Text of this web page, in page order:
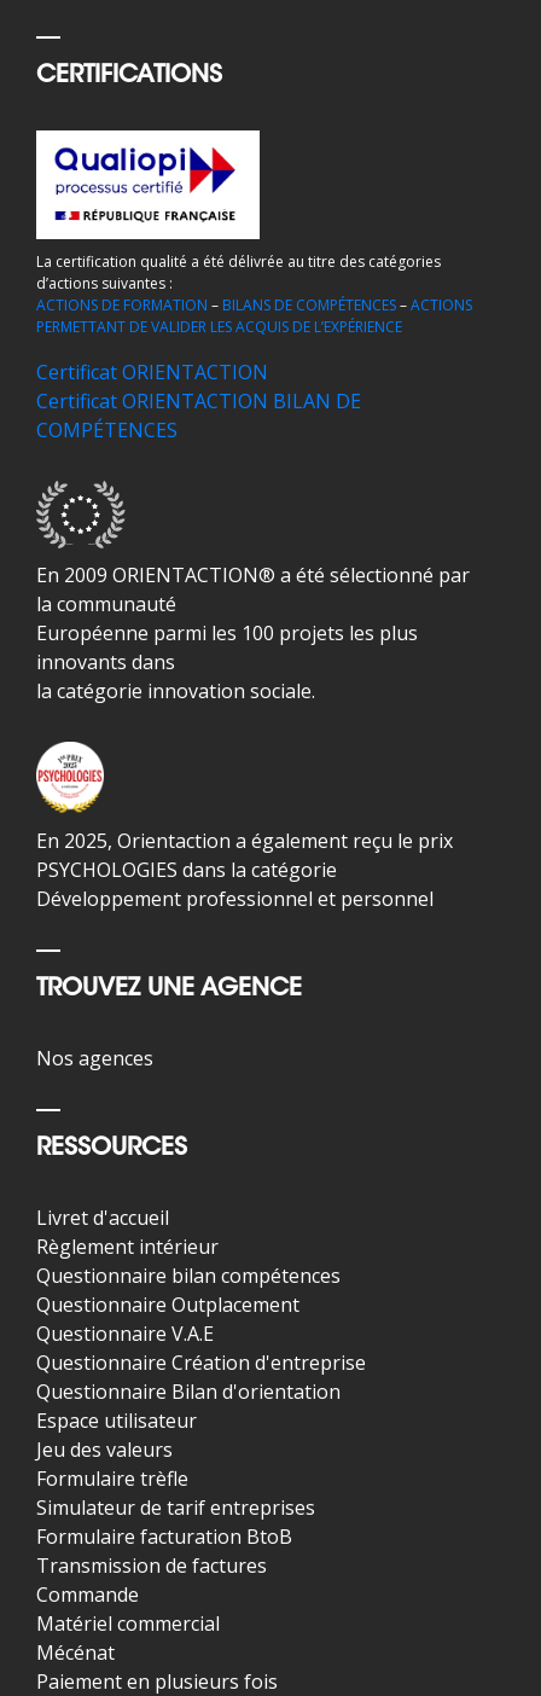
CERTIFICATIONS
La certification qualité a été délivrée au titre des catégories
d’actions suivantes :
ACTIONS DE FORMATION – BILANS DE COMPÉTENCES–ACTIONS
PERMETTANT DE VALIDER LES ACQUIS DE L’EXPÉRIENCE
Certificat ORIENTACTION
Certificat ORIENTACTION BILAN DE
COMPÉTENCES
En 2009 ORIENTACTION® a été sélectionné par
la communauté
Européenne parmi les 100 projets les plus
innovants dans
la catégorie innovation sociale.
En 2025, Orientaction a également reçu le prix
PSYCHOLOGIES dans la catégorie
Développement professionnel et personnel
TROUVEZ UNE AGENCE
Nos agences
RESSOURCES
Livret d'accueil
Règlement intérieur
Questionnaire bilan compétences
Questionnaire Outplacement
Questionnaire V.A.E
Questionnaire Création d'entreprise
Questionnaire Bilan d'orientation
Espace utilisateur
Jeu des valeurs
Formulaire trèfle
Simulateur de tarif entreprises
Formulaire facturation BtoB
Transmission de factures
Commande
Matériel commercial
Mécénat
Paiement en plusieurs fois